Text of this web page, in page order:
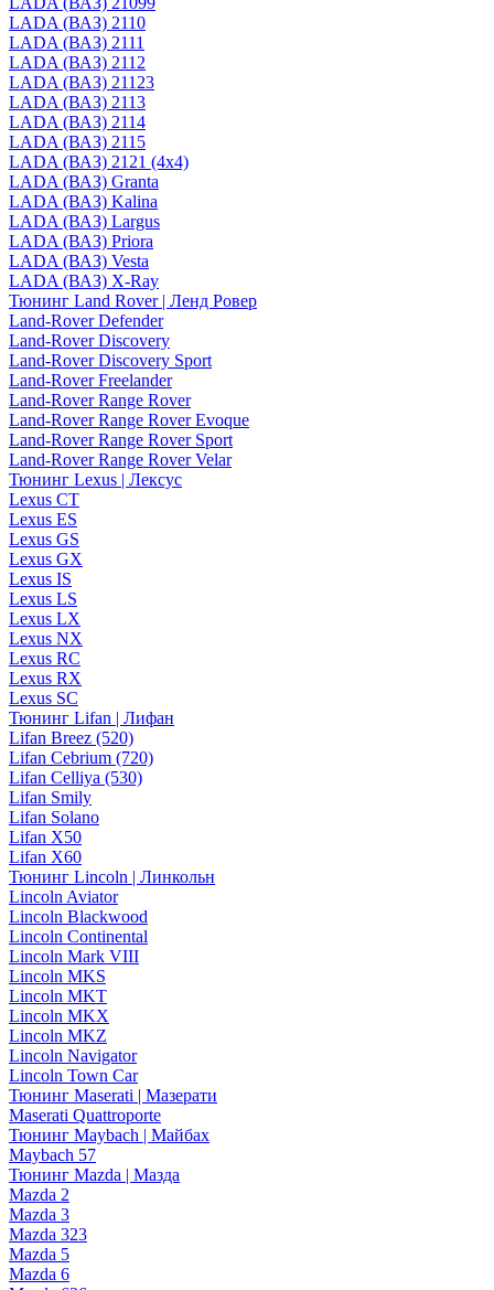
LADA (ВАЗ) 2110
LADA (ВАЗ) 2111
LADA (ВАЗ) 2112
LADA (ВАЗ) 21123
LADA (ВАЗ) 2113
LADA (ВАЗ) 2114
LADA (ВАЗ) 2115
LADA (ВАЗ) 2121 (4x4)
LADA (ВАЗ) Granta
LADA (ВАЗ) Kalina
LADA (ВАЗ) Largus
LADA (ВАЗ) Priora
LADA (ВАЗ) Vesta
LADA (ВАЗ) X-Ray
Тюнинг Land Rover | Ленд Ровер
Land-Rover Defender
Land-Rover Discovery
Land-Rover Discovery Sport
Land-Rover Freelander
Land-Rover Range Rover
Land-Rover Range Rover Evoque
Land-Rover Range Rover Sport
Land-Rover Range Rover Velar
Тюнинг Lexus | Лексус
Lexus CT
Lexus ES
Lexus GS
Lexus GX
Lexus IS
Lexus LS
Lexus LX
Lexus NX
Lexus RC
Lexus RX
Lexus SC
Тюнинг Lifan | Лифан
Lifan Breez (520)
Lifan Cebrium (720)
Lifan Celliya (530)
Lifan Smily
Lifan Solano
Lifan X50
Lifan X60
Тюнинг Lincoln | Линкольн
Lincoln Aviator
Lincoln Blackwood
Lincoln Continental
Lincoln Mark VIII
Lincoln MKS
Lincoln MKT
Lincoln MKX
Lincoln MKZ
Lincoln Navigator
Lincoln Town Car
Тюнинг Maserati | Мазерати
Maserati Quattroporte
Тюнинг Maybach | Майбах
Maybach 57
Тюнинг Mazda | Мазда
Mazda 2
Mazda 3
Mazda 323
Mazda 5
Mazda 6